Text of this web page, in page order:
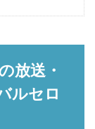
放送・
ルセロ